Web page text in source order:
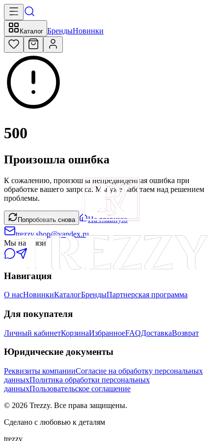
Каталог БрендыНовинки
500
Произошла ошибка
К сожалению, произошла непредвиденная ошибка при
обработке вашего запроса. Мы уже работаем над решением
проблемы.
Попробовать снова
На главную
trezzy.shop@yandex.ru
Мы на связи
Навигация
О насНовинкиКаталогБрендыПартнерская программа
Для покупателя
Личный кабинетКорзинаИзбранноеFAQДоставкаВозврат
Юридические документы
Реквизиты компанииСогласие на обработку персональных
данныхПолитика обработки персональных
данныхПользовательское соглашение
© 2026 Trezzy. Все права защищены.
Сделано с любовью к деталям
trezzy